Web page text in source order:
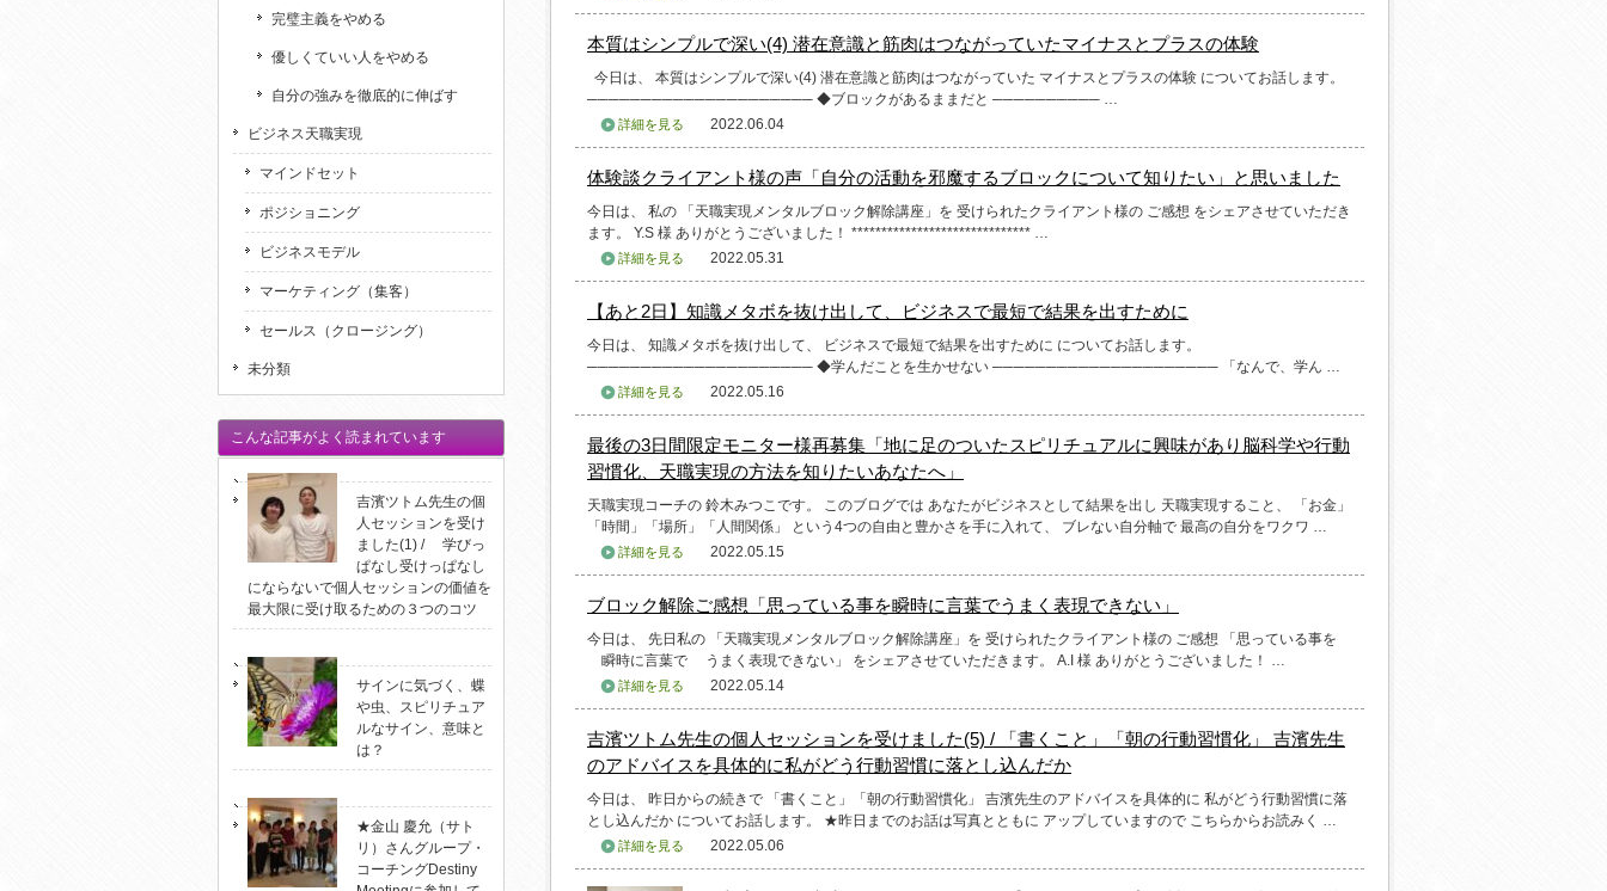
本質はシンプルで深い(4) 潜在意識と筋肉はつながっていたマイナスとプラスの体験
今日は、 本質はシンプルで深い(4) 潜在意識と筋肉はつながっていた マイナスとプラスの体験 についてお話します。
───────────────────── ◆ブロックがあるままだと ────────── …
詳細を見る 2022.06.04
体験談クライアント様の声「自分の活動を邪魔するブロックについて知りたい」と思いました
今日は、 私の 「天職実現メンタルブロック解除講座」を 受けられたクライアント様の ご感想 をシェアさせていただき
ます。 Y.S 様 ありがとうございました！ ****************************** …
詳細を見る 2022.05.31
【あと2日】知識メタボを抜け出して、ビジネスで最短で結果を出すために
今日は、 知識メタボを抜け出して、 ビジネスで最短で結果を出すために についてお話します。
───────────────────── ◆学んだことを生かせない ───────────────────── 「なんで、学ん …
詳細を見る 2022.05.16
最後の3日間限定モニター様再募集「地に足のついたスピリチュアルに興味があり脳科学や行動
習慣化、天職実現の方法を知りたいあなたへ」
天職実現コーチの 鈴木みつこです。 このブログでは あなたがビジネスとして結果を出し 天職実現すること、 「お金」
「時間」「場所」「人間関係」 という4つの自由と豊かさを手に入れて、 ブレない自分軸で 最高の自分をワクワ …
詳細を見る 2022.05.15
ブロック解除ご感想「思っている事を瞬時に言葉でうまく表現できない」
今日は、 先日私の 「天職実現メンタルブロック解除講座」を 受けられたクライアント様の ご感想 「思っている事を
瞬時に言葉で うまく表現できない」 をシェアさせていただきます。 A.I 様 ありがとうございました！ …
詳細を見る 2022.05.14
吉濱ツトム先生の個人セッションを受けました(5) / 「書くこと」「朝の行動習慣化」 吉濱先生
のアドバイスを具体的に私がどう行動習慣に落とし込んだか
今日は、 昨日からの続きで 「書くこと」「朝の行動習慣化」 吉濱先生のアドバイスを具体的に 私がどう行動習慣に落
とし込んだか についてお話します。 ★昨日までのお話は写真とともに アップしていますので こちらからお読みく …
詳細を見る 2022.05.06
完璧主義をやめる
優しくていい人をやめる
自分の強みを徹底的に伸ばす
ビジネス天職実現
マインドセット
ポジショニング
ビジネスモデル
マーケティング（集客）
セールス（クロージング）
未分類
こんな記事がよく読まれています
吉濱ツトム先生の個
人セッションを受け
ました(1) / 学びっ
ぱなし受けっぱなし
にならないで個人セッションの価値を
最大限に受け取るための３つのコツ
サインに気づく、蝶
や虫、スピリチュア
ルなサイン、意味と
は？
★金山 慶允（サト
リ）さんグループ・
コーチングDestiny